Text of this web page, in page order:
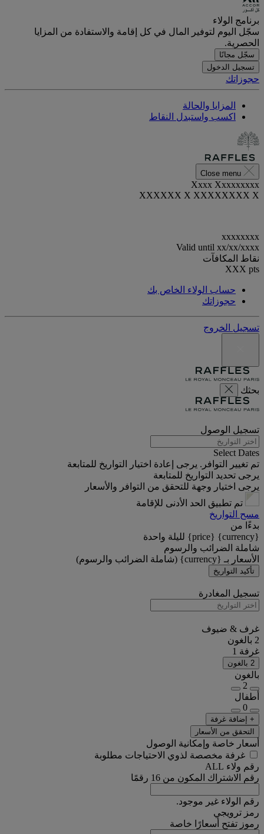
برنامج الولاء
سجّل اليوم لتوفير المال في كل إقامة والاستفادة من المزايا
الحصرية.
سجّل مجانًا
تسجيل الدخول
حجوزاتك
المزايا والحالة
اكسب واستبدل النقاط
Close menu
Xxxx Xxxxxxxxx
XXXXXX X XXXXXXXX X
xxxxxxxx
Valid until xx/xx/xxxx
نقاط المكافآت
XXX pts
حساب الولاء الخاص بك
حجوزاتك
تسجيل الخروج
بحثك
تسجيل الوصول
Select Dates
تم تغيير التوافر. يرجى إعادة اختيار التواريخ للمتابعة
يرجى تحديد التواريخ للمتابعة
يرجى اختيار وجهة للتحقق من التوافر والأسعار
تم تطبيق الحد الأدنى للإقامة
مسح التواريخ
بدءًا من
{currency} {price} لليلة واحدة
شاملة الضرائب والرسوم
الأسعار بـ {currency} (شاملة الضرائب والرسوم)
تأكيد التواريخ
تسجيل المغادرة
غرف & ضيوف
2 بالغون
غرفة 1
2 بالغون
بالغون
2
أطفال
0
+ إضافة غرفة
التحقق من الأسعار
أسعار خاصة وإمكانية الوصول
غرفة مخصصة لذوي الاحتياجات مطلوبة
رقم ولاء ALL
رقم الاشتراك المكون من 16 رقمًا
رقم الولاء غير موجود.
رمز ترويجي
رموز تفتح أسعارًا خاصة